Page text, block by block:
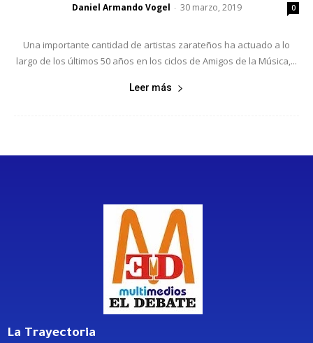
Daniel Armando Vogel - 30 marzo, 2019 0
Una importante cantidad de artistas zarateños ha actuado a lo
largo de los últimos 50 años en los ciclos de Amigos de la Música,...
Leer más
La Trayectoria